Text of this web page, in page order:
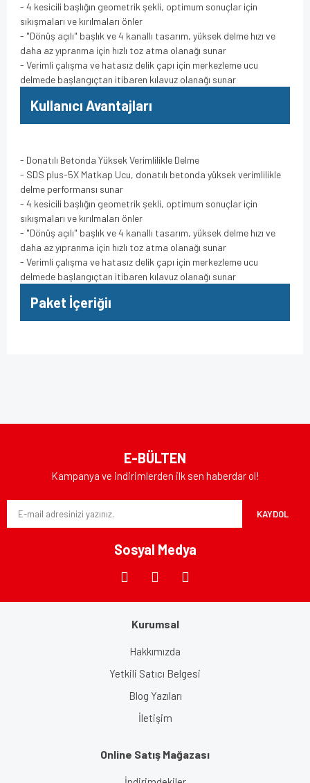
- 4 kesicili başlığın geometrik şekli, optimum sonuçlar için
sıkışmaları ve kırılmaları önler
- "Dönüş açılı" başlık ve 4 kanallı tasarım, yüksek delme hızı ve
daha az yıpranma için hızlı toz atma olanağı sunar
- Verimli çalışma ve hatasız delik çapı için merkezleme ucu
delmede başlangıçtan itibaren kılavuz olanağı sunar
Kullanıcı Avantajları
- Donatılı Betonda Yüksek Verimlilikle Delme
- SDS plus-5X Matkap Ucu, donatılı betonda yüksek verimlilikle
delme performansı sunar
- 4 kesicili başlığın geometrik şekli, optimum sonuçlar için
sıkışmaları ve kırılmaları önler
- "Dönüş açılı" başlık ve 4 kanallı tasarım, yüksek delme hızı ve
daha az yıpranma için hızlı toz atma olanağı sunar
- Verimli çalışma ve hatasız delik çapı için merkezleme ucu
delmede başlangıçtan itibaren kılavuz olanağı sunar
Paket İçeriğiı
Ürün resmi kalitesiz, bozuk veya görüntülenemiyor.
Ürün açıklamasında eksik bilgiler bulunuyor.
Ürün fiyatı diğer sitelerden daha pahalı.
E-BÜLTEN
Kampanya ve indirimlerden ilk sen haberdar ol!
KAYDOL
Sosyal Medya
Kurumsal
Hakkımızda
Yetkili Satıcı Belgesi
Blog Yazıları
İletişim
Online Satış Mağazası